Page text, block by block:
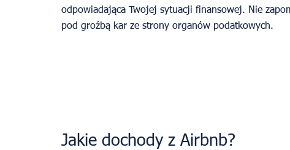
odpowiadająca Twojej sytuacji finansowej. Nie
pod groźbą kar ze strony organów podatkowych.
Jakie dochody z Airbnb?